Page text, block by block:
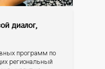
диалог,
программ по
региональный